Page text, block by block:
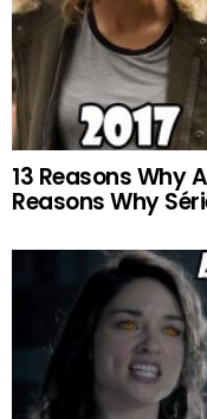
13 Reasons Why
Reasons Why